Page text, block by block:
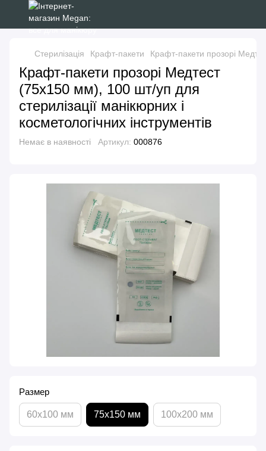
Стерилізація Крафт-пакети Крафт-пакети прозорі
Крафт-пакети прозорі Медтест
(75х150 мм), 100 шт/уп для
стерилізації манікюрних і
косметологічних інструментів
Немає в наявності Артикул: 000876
Размер
60х100 мм 75х150 мм 100х200 мм